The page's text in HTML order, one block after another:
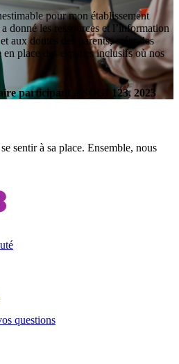
pour mon établissement
donné les ressources et l’information
aux doutes des parents, créer des
place des espaces inclusifs où nos
participant à SOGI 123, 2023
sentir à sa place. Ensemble, nous
questions